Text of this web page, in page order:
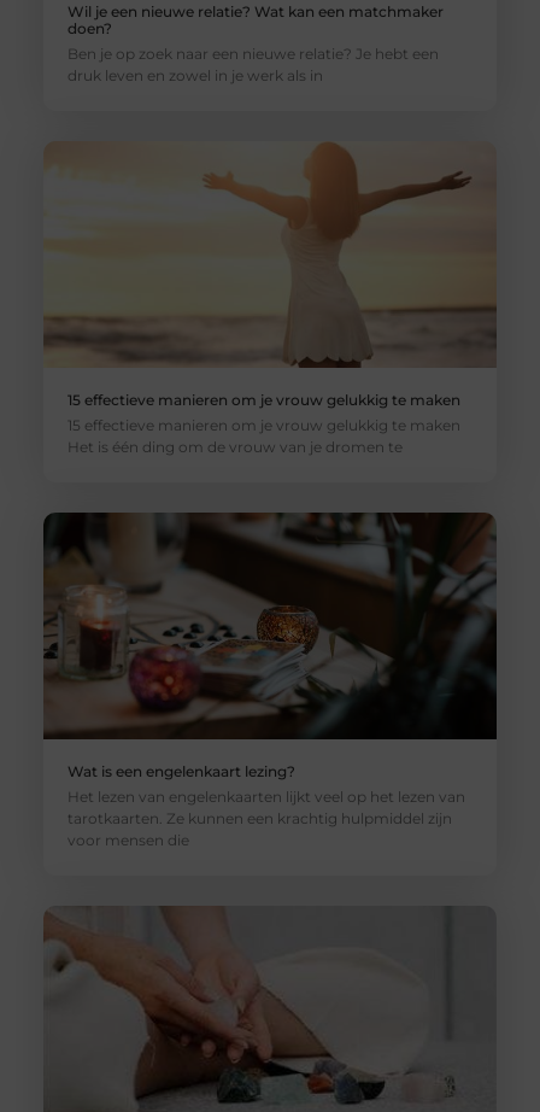
Wil je een nieuwe relatie? Wat kan een matchmaker
doen?
Ben je op zoek naar een nieuwe relatie? Je hebt een
druk leven en zowel in je werk als in
15 effectieve manieren om je vrouw gelukkig te maken
15 effectieve manieren om je vrouw gelukkig te maken
Het is één ding om de vrouw van je dromen te
Wat is een engelenkaart lezing?
Het lezen van engelenkaarten lijkt veel op het lezen van
tarotkaarten. Ze kunnen een krachtig hulpmiddel zijn
voor mensen die